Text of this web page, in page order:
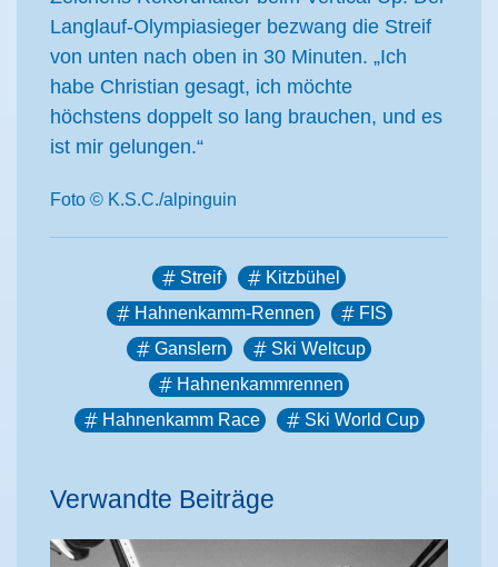
Langlauf-Olympiasieger bezwang die Streif
von unten nach oben in 30 Minuten. „Ich
habe Christian gesagt, ich möchte
höchstens doppelt so lang brauchen, und es
ist mir gelungen.“
Foto © K.S.C./alpinguin
Streif
Kitzbühel
Hahnenkamm-Rennen
FIS
Ganslern
Ski Weltcup
Hahnenkammrennen
Hahnenkamm Race
Ski World Cup
Verwandte Beiträge